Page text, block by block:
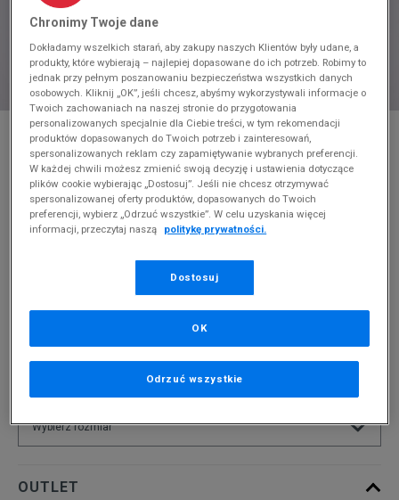
* Zdjęcie poglądowe
CONFRONT BLUZA Z KAPTUREM HOODIE
ESSENTIAL
Produkt pochodzi z końcówek aktualnych kolekcji, ubiegłych
sezonów lub z ekspozycji.Szczegóły.
cena rekomendowana przez producenta
PRODUKT NIEDOSTĘPNY
Wybierz rozmiar
S
OUTLET
Chronimy Twoje dane
Dokładamy wszelkich starań, aby zakupy naszych Klientów były udane, a
produkty, które wybierają – najlepiej dopasowane do ich potrzeb. Robimy to
jednak przy pełnym poszanowaniu bezpieczeństwa wszystkich danych
osobowych. Kliknij „OK”, jeśli chcesz, abyśmy wykorzystywali informacje o
Twoich zachowaniach na naszej stronie do przygotowania
personalizowanych specjalnie dla Ciebie treści, w tym rekomendacji
produktów dopasowanych do Twoich potrzeb i zainteresowań,
spersonalizowanych reklam czy zapamiętywanie wybranych preferencji.
W każdej chwili możesz zmienić swoją decyzję i ustawienia dotyczące
plików cookie wybierając „Dostosuj”. Jeśli nie chcesz otrzymywać
spersonalizowanej oferty produktów, dopasowanych do Twoich
preferencji, wybierz „Odrzuć wszystkie”. W celu uzyskania więcej
informacji, przeczytaj naszą
politykę prywatności.
Dostosuj
Odrzuć wszystkie
OK